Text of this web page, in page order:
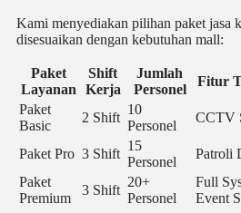
Kami menyediakan pilihan paket jasa
disesuaikan dengan kebutuhan mall:
Paket
Layanan
Shift
Kerja
Jumlah
Personel
Fitur
Paket
Basic
2 Shift
10
Personel
CCTV
Paket Pro 3 Shift
15
Personel
Patroli
Paket
Premium
3 Shift
20+
Personel
Full
Event